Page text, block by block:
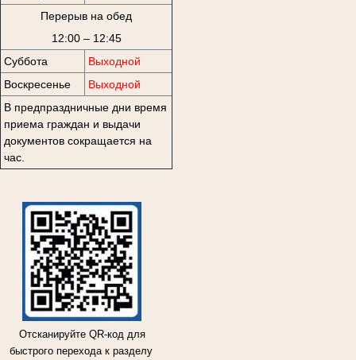
Перерыв на обед
12:00 – 12:45
Суббота
Выходной
Воскресенье
Выходной
В предпраздничные дни время
приема граждан и выдачи
документов сокращается на
час.
Отсканируйте QR-код для
быстрого перехода к разделу